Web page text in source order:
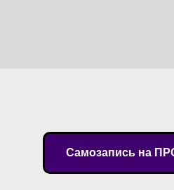
Самозапись на